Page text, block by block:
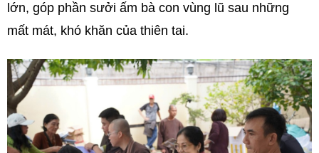
lớn, góp phần sưởi ấm bà con vùng lũ sau những
mất mát, khó khăn của thiên tai.